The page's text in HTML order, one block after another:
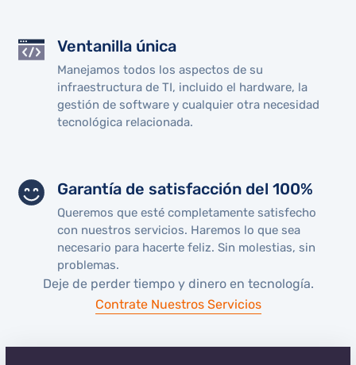
Ventanilla única
Manejamos todos los aspectos de su
infraestructura de TI, incluido el hardware, la
gestión de software y cualquier otra necesidad
tecnológica relacionada.
Garantía de satisfacción del 100%
Queremos que esté completamente satisfecho
con nuestros servicios. Haremos lo que sea
necesario para hacerte feliz. Sin molestias, sin
problemas.
Deje de perder tiempo y dinero en tecnología.
Contrate Nuestros Servicios